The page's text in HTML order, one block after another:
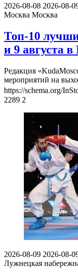
2026-08-08 2026-08-
Москва Москва
Топ-10
и 9 августа
Редакция
мероприятий на
https://schema.org/
2289 2
2026-08-09 2026-08-
Лужнецкая